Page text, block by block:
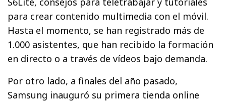
para crear contenido multimedia con el móvil.
Hasta el momento, se han registrado más de
1.000 asistentes, que han recibido la formación
en directo o a través de vídeos bajo demanda.
Por otro lado, a finales del año pasado,
Samsung inauguró su primera tienda online